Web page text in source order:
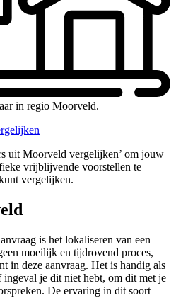
in regio Moorveld.
uit Moorveld vergelijken’ om jouw
vrijblijvende voorstellen te
vergelijken.
is het lokaliseren van een
moeilijk en tijdrovend proces,
in deze aanvraag. Het is handig als
je dit niet hebt, om dit met je
De ervaring in dit soort